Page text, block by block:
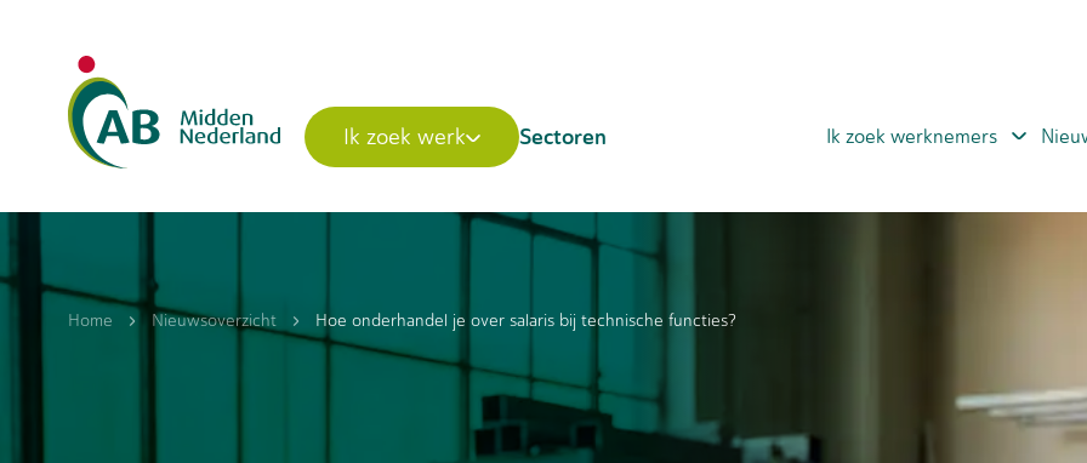
Ik zoek werk Sectoren Ik zoek werknemers
Home Nieuwsoverzicht Hoe onderhandel je over salaris bij technische functies?